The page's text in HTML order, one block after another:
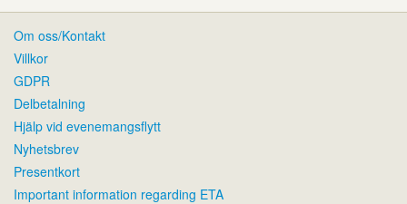
Om oss/Kontakt
Villkor
GDPR
Delbetalning
Hjälp vid evenemangsflytt
Nyhetsbrev
Presentkort
Important information regarding ETA